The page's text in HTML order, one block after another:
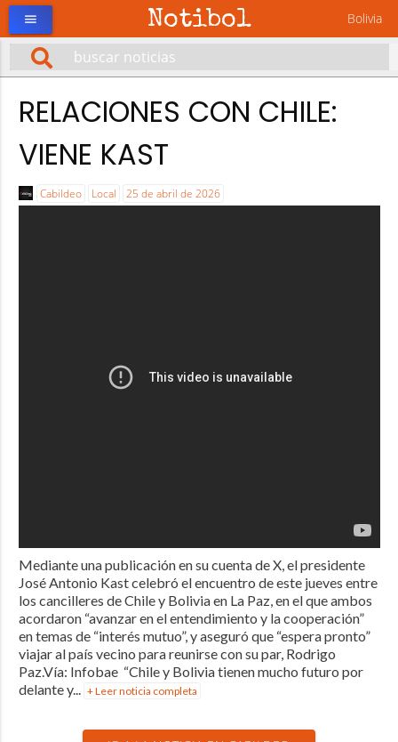
Notibol Bolivia
menu
RELACIONES CON CHILE:
VIENE KAST
Cabildeo Local 25 de abril de 2026
Mediante una publicación en su cuenta de X, el presidente
José Antonio Kast celebró el encuentro de este jueves entre
los cancilleres de Chile y Bolivia en La Paz, en el que ambos
acordaron “avanzar en el entendimiento y la cooperación”
en temas de “interés mutuo”, y aseguró que “espera pronto”
viajar al país vecino para reunirse con su par, Rodrigo
Paz.Vía: Infobae “Chile y Bolivia tienen mucho futuro por
delante y... + Leer noticia completa